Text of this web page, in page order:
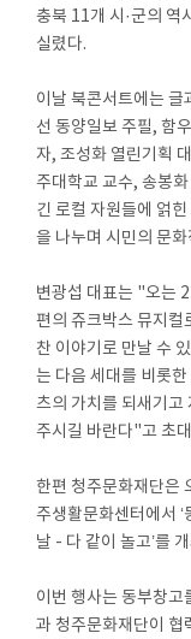
충북 11개 시·군의 역
실렸다.
이날 북콘서트에는 글
선 동양일보 주필, 함
자, 조성화 열린기획
주대학교 교수, 송봉
긴 로컬 자원들에 얽
을 나누며 시민의 문
변광섭 대표는 "오는
편의 쥬크박스 뮤지컬
찬 이야기로 만날 수
는 다음 세대를 비롯
츠의 가치를 되새기고
주시길 바란다"고 초
한편 청주문화재단은
주생활문화센터에서
날 - 다 같이 놀고’를
이번 행사는 동부창고
과 청주문화재단이 협